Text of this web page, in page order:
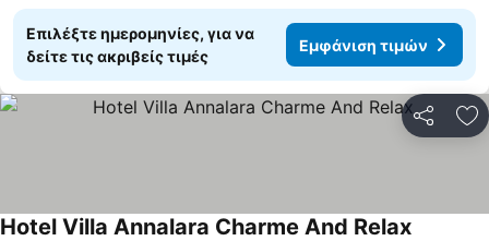
Επιλέξτε ημερομηνίες, για να
δείτε τις ακριβείς τιμές
Εμφάνιση τιμών
Hotel Villa Annalara Charme And Relax